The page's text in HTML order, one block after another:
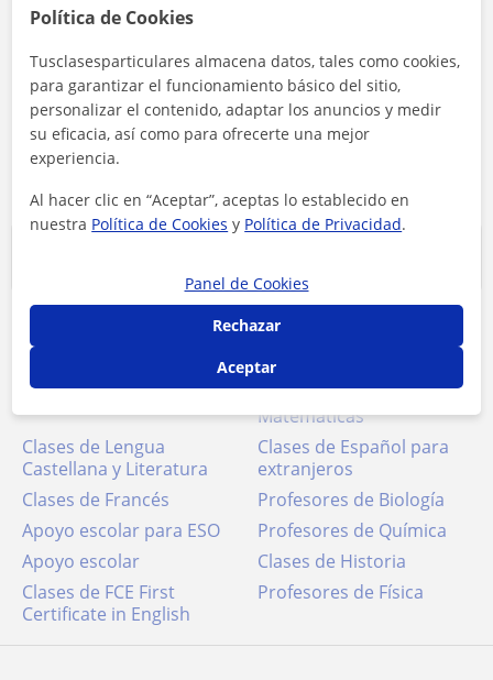
Es el tiempo medio de respuesta a las
solicitudes
Universidad
Clases de conversación
Clases de Inglés
Profesores de
Matemáticas
Clases de Lengua
Castellana y Literatura
Clases de Español para
extranjeros
Clases de Francés
Profesores de Biología
Apoyo escolar para ESO
Profesores de Química
Apoyo escolar
Clases de Historia
Clases de FCE First
Certificate in English
Profesores de Física
Política de Cookies
Tusclasesparticulares almacena datos, tales como cookies,
para garantizar el funcionamiento básico del sitio,
personalizar el contenido, adaptar los anuncios y medir
su eficacia, así como para ofrecerte una mejor
experiencia.
Al hacer clic en “Aceptar”, aceptas lo establecido en
nuestra Política de Cookies y Política de Privacidad.
Panel de Cookies
Rechazar
Aceptar